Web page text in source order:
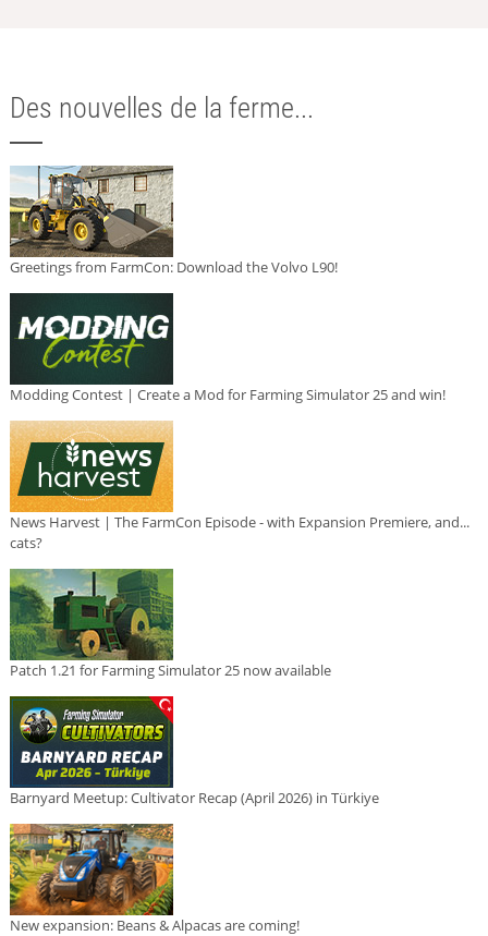
Des nouvelles de la ferme...
Greetings from FarmCon: Download the Volvo L90!
Modding Contest | Create a Mod for Farming Simulator 25 and win!
News Harvest | The FarmCon Episode - with Expansion Premiere, and...
cats?
Patch 1.21 for Farming Simulator 25 now available
Barnyard Meetup: Cultivator Recap (April 2026) in Türkiye
New expansion: Beans & Alpacas are coming!